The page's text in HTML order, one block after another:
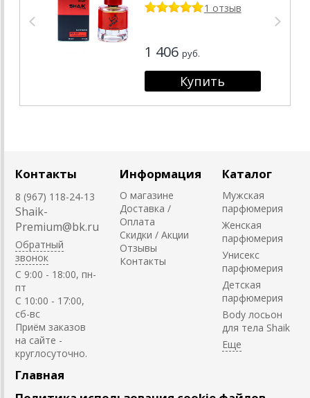
1 отзыв
1 406 руб.
Контакты
8 (967) 118-24-13
Shaik-
Premium@bk.ru
Обратный
звонок
C 9:00 - 18:00, пн-
пт
С 10:00 - 17:00,
сб-вс
Приём заказов
на сайте -
круглосуточно.
Информация
О магазине
Доставка /
Оплата
Скидки / Акции
Отзывы
Контакты
Каталог
Мужская
парфюмерия
Женская
парфюмерия
Унисекс
парфюмерия
Детская
парфюмерия
Body лосьон
для тела Shaik
Главная